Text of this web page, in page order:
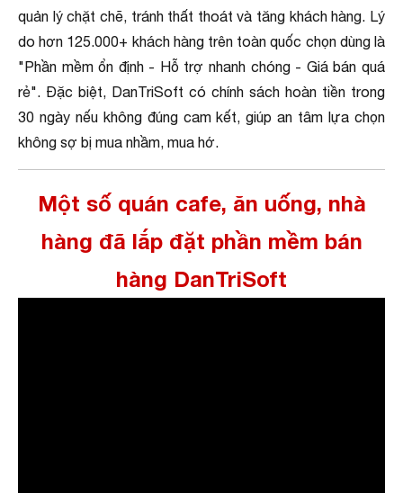
quản lý chặt chẽ, tránh thất thoát và tăng khách hàng. Lý
do hơn 125.000+ khách hàng trên toàn quốc chọn dùng là
"Phần mềm ổn định - Hỗ trợ nhanh chóng - Giá bán quá
rẻ". Đặc biệt, DanTriSoft có chính sách hoàn tiền trong
30 ngày nếu không đúng cam kết, giúp an tâm lựa chọn
không sợ bị mua nhầm, mua hớ.
Một số quán cafe, ăn uống, nhà
hàng đã lắp đặt phần mềm bán
hàng DanTriSoft